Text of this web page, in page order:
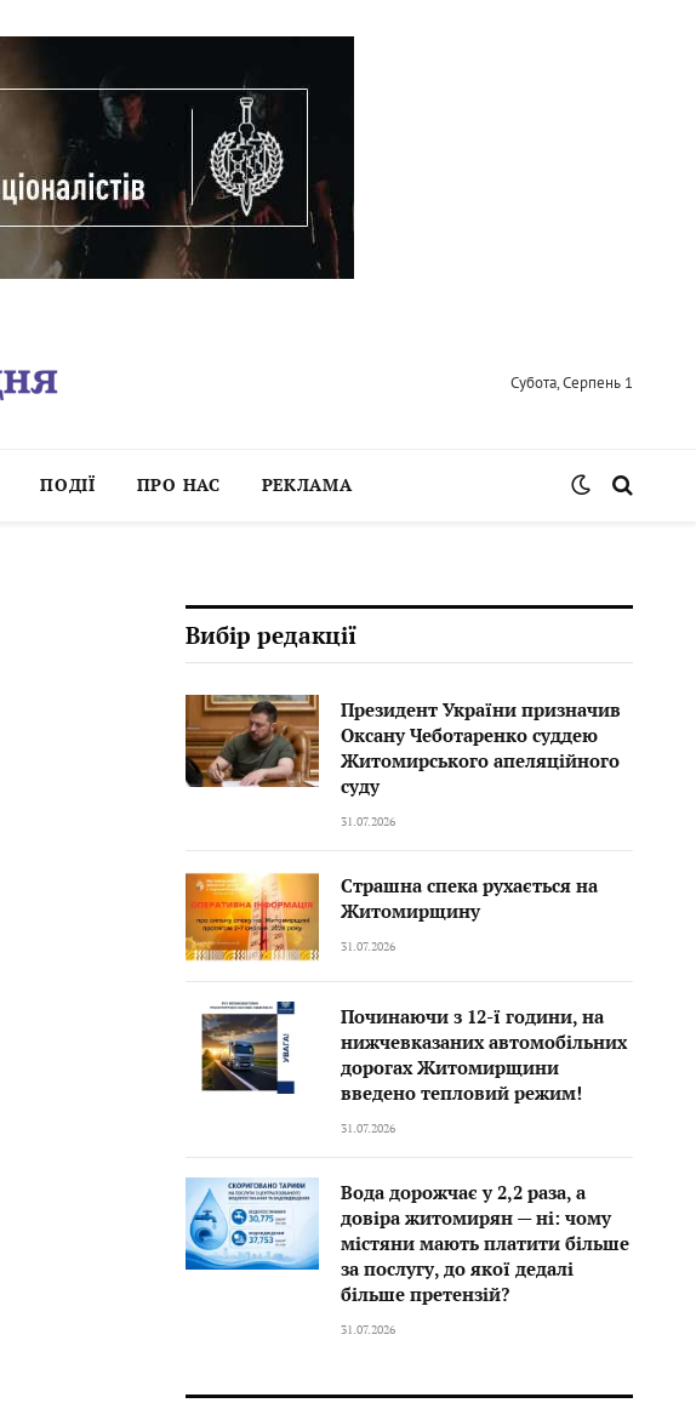
Субота, Серпень 1
ПОДІЇ ПРО НАС РЕКЛАМА
Вибір редакції
Президент України призначив
Оксану Чеботаренко суддею
Житомирського апеляційного
суду
31.07.2026
Страшна спека рухається на
Житомирщину
31.07.2026
Починаючи з 12-ї години, на
нижчевказаних автомобільних
дорогах Житомирщини
введено тепловий режим!
31.07.2026
Вода дорожчає у 2,2 раза, а
довіра житомирян — ні: чому
містяни мають платити більше
за послугу, до якої дедалі
більше претензій?
31.07.2026